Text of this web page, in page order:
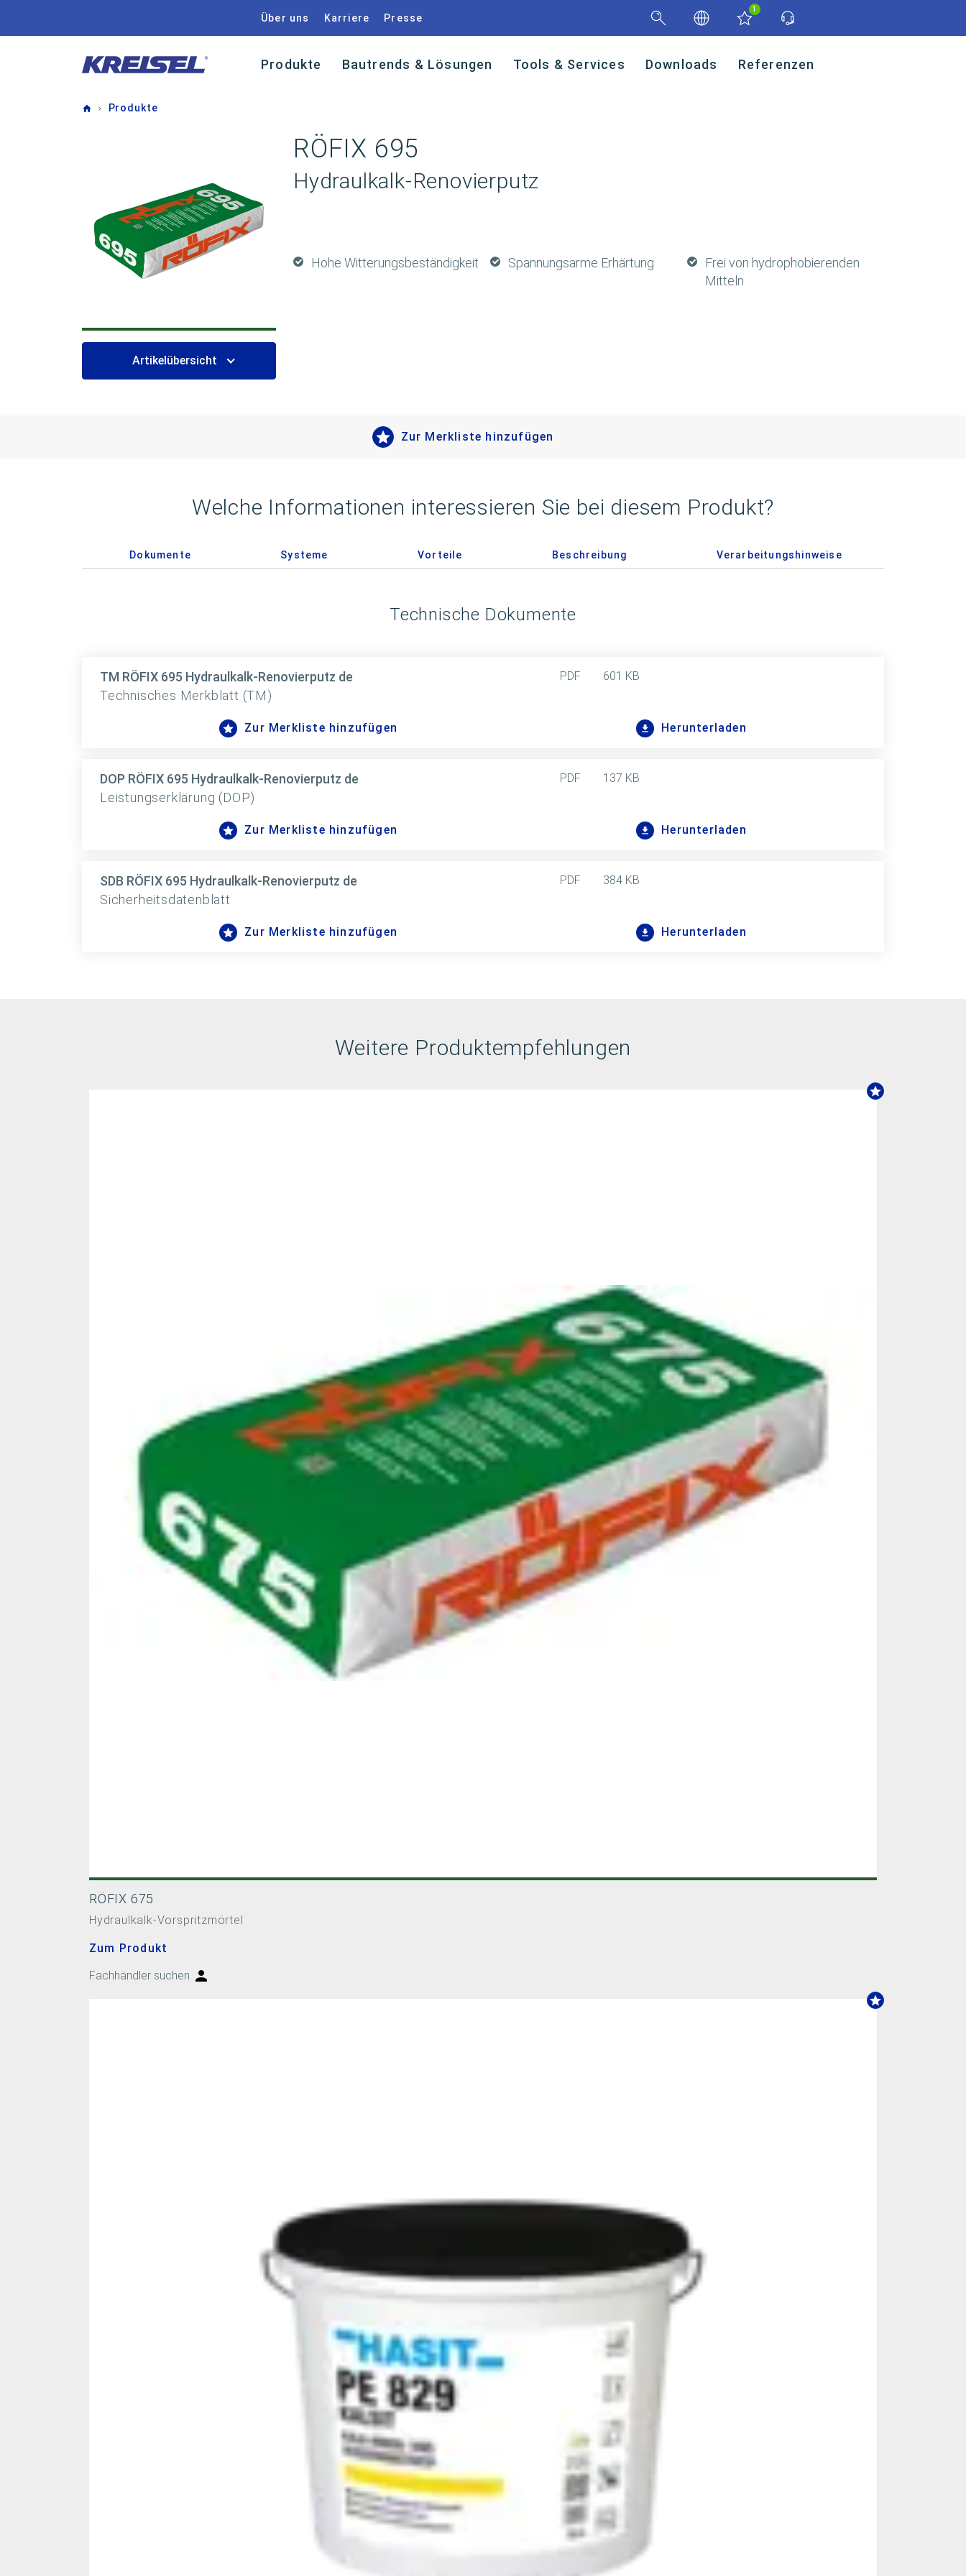
Über uns Karriere Presse
1
Produkte Bautrends & Lösungen Tools & Services Downloads Referenzen
HomeProdukte
RÖFIX 695
Hydraulkalk-Renovierputz
Hohe Witterungsbeständigkeit Spannungsarme Erhärtung
Frei von hydrophobierenden
Mitteln
Artikelübersicht
Zur Merkliste hinzufügen
Welche Informationen interessieren Sie bei diesem Produkt?
Dokumente Systeme Vorteile Beschreibung Verarbeitungshinweise
Technische Dokumente
TM RÖFIX 695 Hydraulkalk-Renovierputz de
Technisches Merkblatt (TM)
PDF 601 KB
Zur Merkliste hinzufügen Herunterladen
DOP RÖFIX 695 Hydraulkalk-Renovierputz de
Leistungserklärung (DOP)
PDF 137 KB
Zur Merkliste hinzufügen Herunterladen
SDB RÖFIX 695 Hydraulkalk-Renovierputz de
Sicherheitsdatenblatt
PDF 384 KB
Zur Merkliste hinzufügen Herunterladen
Weitere Produktempfehlungen
RÖFIX 675
Hydraulkalk-Vorspritzmörtel
Zum Produkt
Fachhändler suchen